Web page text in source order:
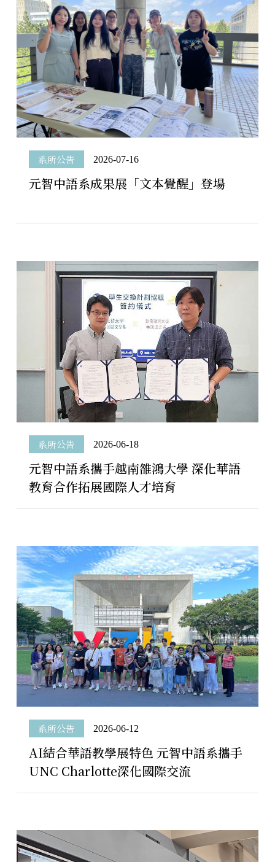
系所公告 2026-07-16
元智中語系成果展「文本覺醒」登場
系所公告 2026-06-18
元智中語系攜手越南雒鴻大學 深化華語
教育合作拓展國際人才培育
系所公告 2026-06-12
AI結合華語教學展特色 元智中語系攜手
UNC Charlotte深化國際交流